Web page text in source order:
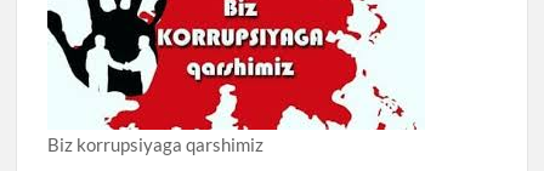
Biz korrupsiyaga qarshimiz